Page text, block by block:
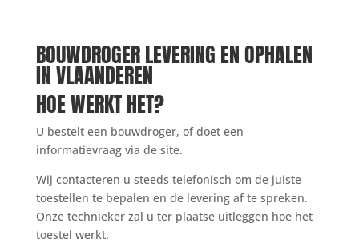
BOUWDROGER LEVERING EN OPHALEN
IN VLAANDEREN
HOE WERKT HET?
U bestelt een bouwdroger, of doet een
informatievraag via de site.
Wij contacteren u steeds telefonisch om de juiste
toestellen te bepalen en de levering af te spreken.
Onze technieker zal u ter plaatse uitleggen hoe het
toestel werkt.